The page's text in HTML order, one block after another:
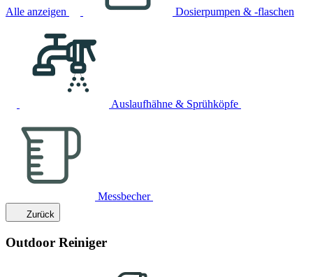
Alle anzeigen Dosierpumpen & -flaschen
Auslaufhähne & Sprühköpfe
Messbecher
Zurück
Outdoor Reiniger